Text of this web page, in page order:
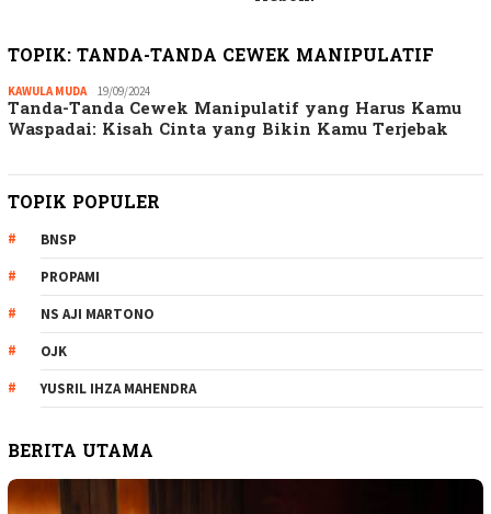
TOPIK: TANDA-TANDA CEWEK MANIPULATIF
KAWULA MUDARedaksi
GM
19/09/2024
Tanda-Tanda Cewek Manipulatif yang Harus Kamu
Waspadai: Kisah Cinta yang Bikin Kamu Terjebak
TOPIK POPULER
BNSP
PROPAMI
NS AJI MARTONO
OJK
YUSRIL IHZA MAHENDRA
BERITA UTAMA